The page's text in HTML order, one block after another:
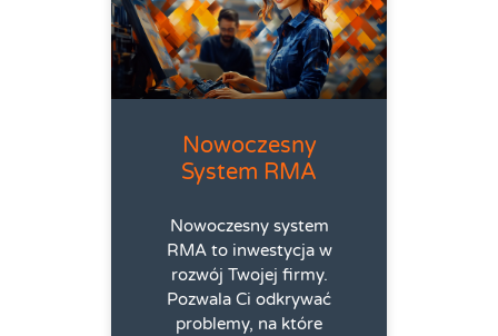
Nowoczesny
System RMA
Nowoczesny system
RMA to inwestycja w
rozwój Twojej firmy.
Pozwala Ci odkrywać
problemy, na które